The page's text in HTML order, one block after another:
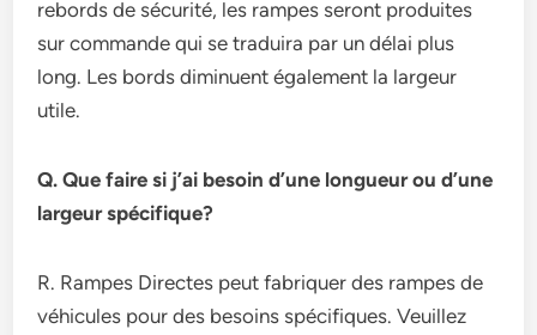
rebords de sécurité, les rampes seront produites
sur commande qui se traduira par un délai plus
long. Les bords diminuent également la largeur
utile.
Q. Que faire si j’ai besoin d’une longueur ou d’une
largeur spécifique?
R. Rampes Directes peut fabriquer des rampes de
véhicules pour des besoins spécifiques. Veuillez